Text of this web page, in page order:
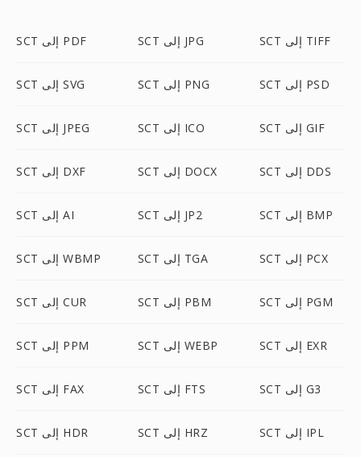
SCT إلى PDF SCT إلى JPG SCT إلى TIFF
SCT إلى SVG SCT إلى PNG SCT إلى PSD
SCT إلى JPEG SCT إلى ICO SCT إلى GIF
SCT إلى DXF SCT إلى DOCX SCT إلى DDS
SCT إلى AI SCT إلى JP2 SCT إلى BMP
SCT إلى WBMP SCT إلى TGA SCT إلى PCX
SCT إلى CUR SCT إلى PBM SCT إلى PGM
SCT إلى PPM SCT إلى WEBP SCT إلى EXR
SCT إلى FAX SCT إلى FTS SCT إلى G3
SCT إلى HDR SCT إلى HRZ SCT إلى IPL